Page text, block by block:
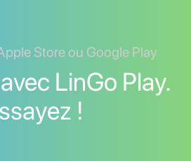
Store ou Google Play
LinGo Play.
!